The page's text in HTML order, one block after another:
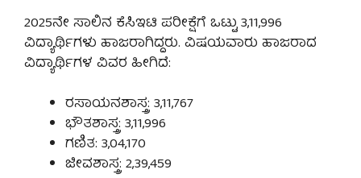
2025ನೇ ಸಾಲಿನ ಕೆಸಿಇಟಿ ಪರೀಕ್ಷೆಗೆ ಒಟ್ಟು 3,11,996
ವಿದ್ಯಾರ್ಥಿಗಳು ಹಾಜರಾಗಿದ್ದರು. ವಿಷಯವಾರು ಹಾಜರಾದ
ವಿದ್ಯಾರ್ಥಿಗಳ ವಿವರ ಹೀಗಿದೆ:
ರಸಾಯನಶಾಸ್ತ್ರ: 3,11,767
ಭೌತಶಾಸ್ತ್ರ: 3,11,996
ಗಣಿತ: 3,04,170
ಜೀವಶಾಸ್ತ್ರ: 2,39,459